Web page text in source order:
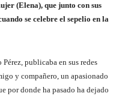
(Elena), que junto con sus
se celebre el sepelio en la
publicaba en sus redes
y compañero, un apasionado
por donde ha pasado ha dejado